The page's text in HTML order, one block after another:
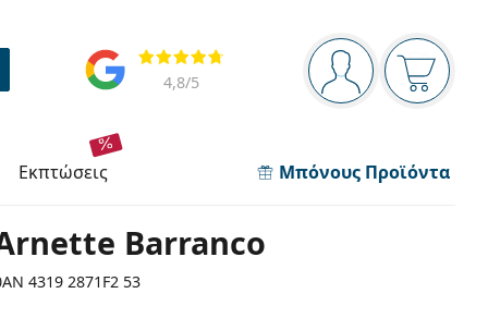
Πίνακας πλοήγησης
Είστε
Το
Αξιολογήσεις
4,8/5
εκπτώσεις Μπόνους Προϊόντα
Barranco
4319 2871F2 53